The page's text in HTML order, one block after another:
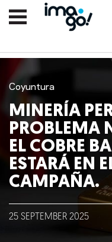
Nosotros
Clientes
Coyuntura
MINERÍA
PROBLEMA
EL COBRE
ESTARÁ EN
CAMPAÑA.
25 SEPTEMBER 2025